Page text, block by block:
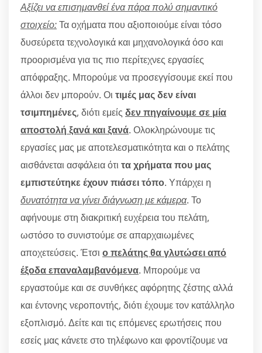
Αξίζει να επισημανθεί ένα πάρα πολύ σημαντικό
στοιχείο:Τα οχήματα που αξιοποιούμε είναι τόσο
δυσεύρετα τεχνολογικά και μηχανολογικά όσο και
προορισμένα για τις πιο περίτεχνες εργασίες
απόφραξης. Μπορούμε να προσεγγίσουμε εκεί που
άλλοι δεν μπορούν. Οι τιμές μας δεν είναι
τσιμπημένες, διότι εμείς δεν πηγαίνουμε σε μία
αποστολή ξανά και ξανά. Ολοκληρώνουμε τις
εργασίες μας με αποτελεσματικότητα και ο πελάτης
αισθάνεται ασφάλεια ότι τα χρήματα που μας
εμπιστεύτηκε έχουν πιάσει τόπο. Υπάρχει η
δυνατότητα να γίνει διάγνωση με κάμερα. Το
αφήνουμε στη διακριτική ευχέρεια του πελάτη,
ωστόσο το συνιστούμε σε απαρχαιωμένες
αποχετεύσεις. Έτσι ο πελάτης θα γλυτώσει από
έξοδα επαναλαμβανόμενα. Μπορούμε να
εργαστούμε και σε συνθήκες αφόρητης ζέστης αλλά
και έντονης νεροποντής, διότι έχουμε τον κατάλληλο
εξοπλισμό. Δείτε και τις επόμενες ερωτήσεις που
εσείς μας κάνετε στο τηλέφωνο και φροντίζουμε να